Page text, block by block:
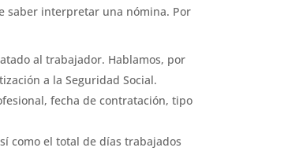
saber interpretar una nómina. Por
al trabajador. Hablamos, por
a la Seguridad Social.
fecha de contratación, tipo
como el total de días trabajados